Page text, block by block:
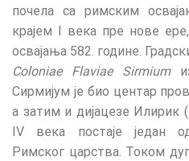
почела са римским
крајем I века пре нове
освајања 582. године.
Coloniae Flaviae Sirmium
Сирмијум је био центар
a затим и дијацезе Илирик
IV века постаје један од
Римског царства. Током